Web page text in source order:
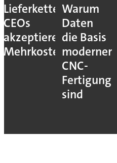
Lieferkettenresilienz:
CEOs
akzeptieren
Mehrkosten
Warum
Daten
die Basis
moderner
CNC-
Fertigung
sind